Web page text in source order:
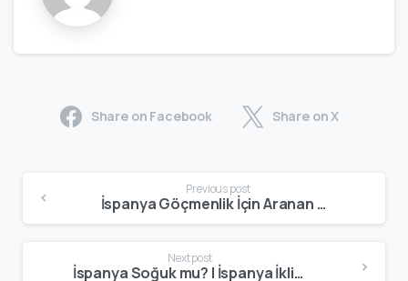
Share on Facebook Share on X
Previous post
İspanya Göçmenlik İçin Aranan Meslekler | Talep Gören Meslek Listesi
Next post
İspanya Soğuk mu? | İspanya İklimi ve Mevsimlere Göre Hava Durumu